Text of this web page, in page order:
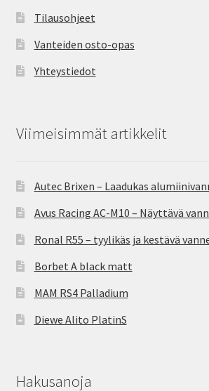
Tilausohjeet
Vanteiden osto-opas
Yhteystiedot
Viimeisimmät artikkelit
Autec Brixen – Laadukas
Avus Racing AC-M10 – Näyttävä
Ronal R55 – tyylikäs ja kestävä
Borbet A black matt
MAM RS4 Palladium
Diewe Alito PlatinS
Hakusanoja